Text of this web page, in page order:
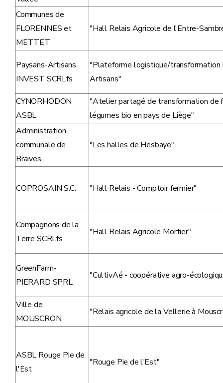
Communes de
FLORENNES et
METTET
"Hall Relais Agricole de l'Entre-
Paysans-Artisans
INVEST SCRLfs
"Plateforme logistique/transformation
Artisans"
CYNORHODON
ASBL
"Atelier partagé de transformation de
légumes bio en pays de Liège"
Administration
communale de
Braives
"Les halles de Hesbaye"
COPROSAIN S.C. "Hall Relais - Comptoir fermier"
Compagnons de la
Terre SCRLfs
"Hall Relais Agricole Mortier"
GreenFarm-
PIERARD SPRL
"CultivAé - coopérative agro-
Ville de
MOUSCRON
"Relais agricole de la Vellerie à
ASBL Rouge Pie de
l'Est
"Rouge Pie de l'Est"